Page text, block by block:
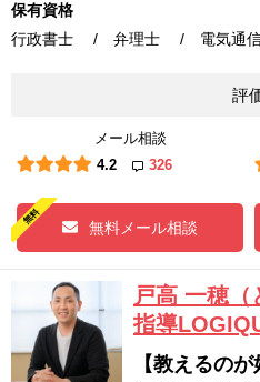
保有資格
行政書士 / 弁理士 / 電気通信
評
メール相談
4.2
326
無料メール相談
戸高 一穂（
指導
【教えるの